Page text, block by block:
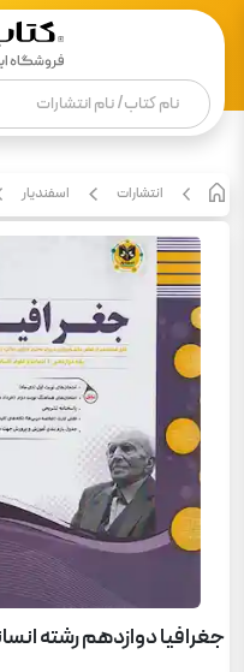
انتشارات اسفندیار
جغرافیا دوازدهم رشته